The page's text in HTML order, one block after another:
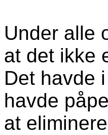
Under alle
at det ikke
Det havde
havde
at